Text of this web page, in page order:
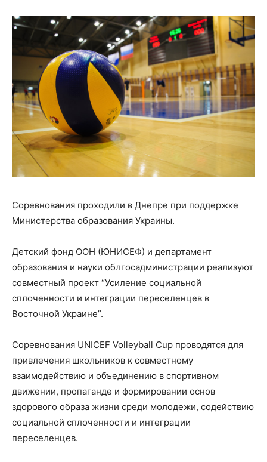
Соревнования проходили в Днепре при поддержке
Министерства образования Украины.
Детский фонд ООН (ЮНИСЕФ) и департамент
образования и науки облгосадминистрации реализуют
совместный проект “Усиление социальной
сплоченности и интеграции переселенцев в
Восточной Украине”.
Соревнования UNICEF Volleyball Cup проводятся для
привлечения школьников к совместному
взаимодействию и объединению в спортивном
движении, пропаганде и формировании основ
здорового образа жизни среди молодежи, содействию
социальной сплоченности и интеграции
переселенцев.